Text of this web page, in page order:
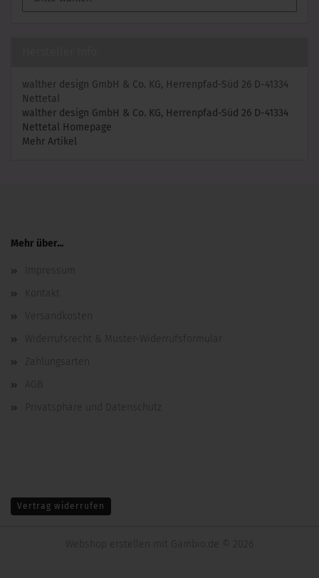
walther design GmbH & Co. KG, Herrenpfad-Süd 26 D-41334
Nettetal
walther design GmbH & Co. KG, Herrenpfad-Süd 26 D-41334
Nettetal Homepage
Mehr Artikel
Mehr über...
Impressum
Kontakt
Versandkosten
Widerrufsrecht & Muster-Widerrufsformular
Zahlungsarten
AGB
Privatsphäre und Datenschutz
Vertrag widerrufen
Webshop erstellen mit Gambio.de © 2026